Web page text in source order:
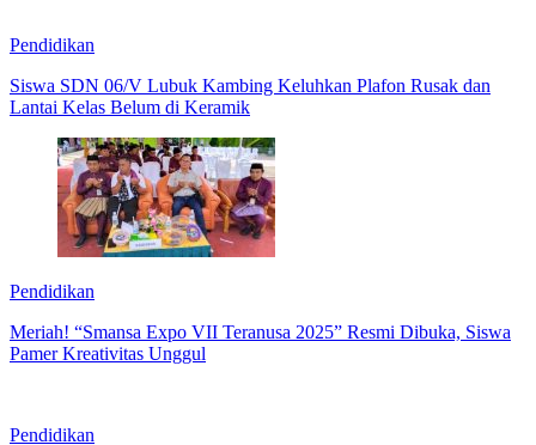
Pendidikan
Siswa SDN 06/V Lubuk Kambing Keluhkan Plafon Rusak dan
Lantai Kelas Belum di Keramik
Pendidikan
Meriah! “Smansa Expo VII Teranusa 2025” Resmi Dibuka, Siswa
Pamer Kreativitas Unggul
Pendidikan